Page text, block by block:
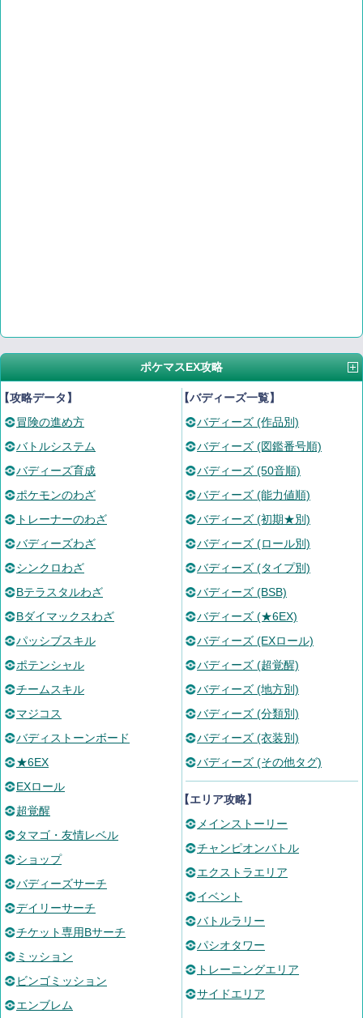
ポケマスEX攻略
攻略データ】
冒険の進め方
バトルシステム
バディーズ育成
ポケモンのわざ
トレーナーのわざ
バディーズわざ
シンクロわざ
Bテラスタルわざ
Bダイマックスわざ
パッシブスキル
ポテンシャル
チームスキル
マジコス
バディストーンボード
★6EX
EXロール
超覚醒
タマゴ・友情レベル
ショップ
バディーズサーチ
デイリーサーチ
チケット専用Bサーチ
ミッション
ビンゴミッション
エンブレム
【バディーズ一覧】
バディーズ (作品別)
バディーズ (図鑑番号順)
バディーズ (50音順)
バディーズ (能力値順)
バディーズ (初期★別)
バディーズ (ロール別)
バディーズ (タイプ別)
バディーズ (BSB)
バディーズ (★6EX)
バディーズ (EXロール)
バディーズ (超覚醒)
バディーズ (地方別)
バディーズ (分類別)
バディーズ (衣装別)
バディーズ (その他タグ)
【エリア攻略】
メインストーリー
チャンピオンバトル
エクストラエリア
イベント
バトルラリー
パシオタワー
トレーニングエリア
サイドエリア